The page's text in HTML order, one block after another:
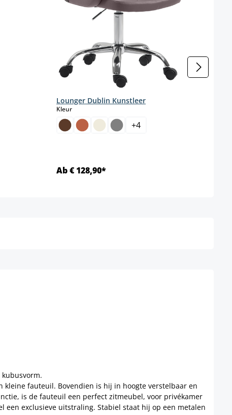
Lounger Dublin Kunstleer
Kleurselect
+4
Ab € 128,90*
kleine fauteuil. Bovendien is hij in hoogte verstelbaar en
is de fauteuil een perfect zitmeubel, voor privékamer
een exclusieve uitstraling. Stabiel staat hij op een metalen